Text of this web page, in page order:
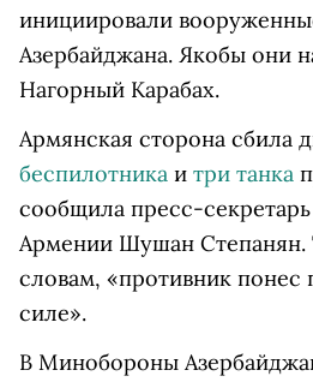
инициировали
Азербайджана. Якобы они
Нагорный Карабах.
Армянская сторона сбила
беспилотника и три танка
сообщила пресс-
Армении Шушан Степанян.
словам, «противник понес
силе».
В Минобороны